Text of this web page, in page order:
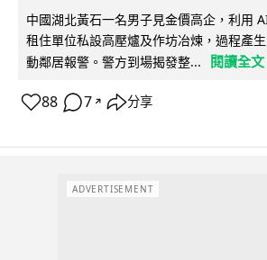
中國湖北黃石一名男子見金價高企，利用
租住單位私設高壓爐及作坊冶煉，過程產
動鄰居報警。警方到場揭發整...
閱讀全文
88 7 ↗ 分享
ADVERTISEMENT